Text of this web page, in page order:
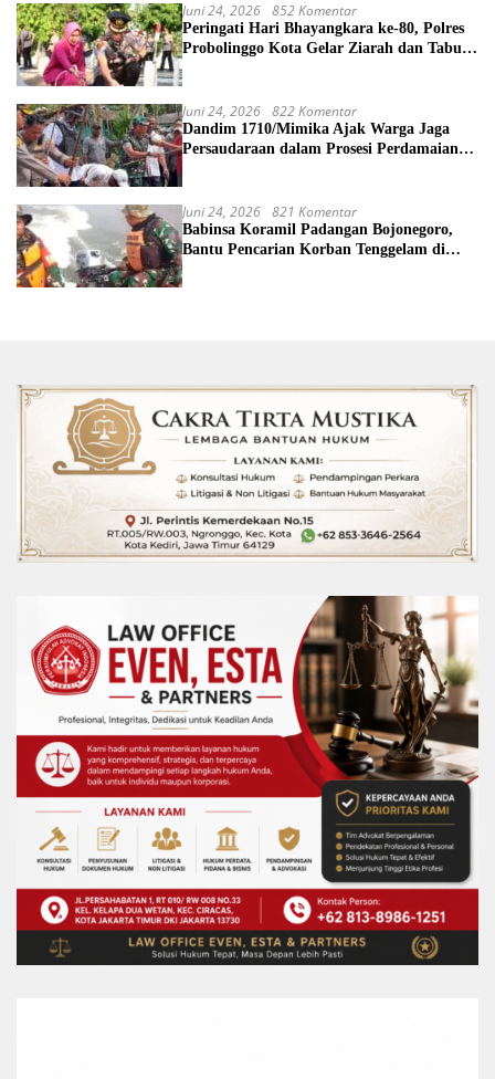
Juni 24, 2026 852 Komentar
Peringati Hari Bhayangkara ke-80, Polres
Probolinggo Kota Gelar Ziarah dan Tabur
Juni 24, 2026 822 Komentar
Dandim 1710/Mimika Ajak Warga Jaga
Persaudaraan dalam Prosesi Perdamaian
Juni 24, 2026 821 Komentar
Babinsa Koramil Padangan Bojonegoro,
Bantu Pencarian Korban Tenggelam di